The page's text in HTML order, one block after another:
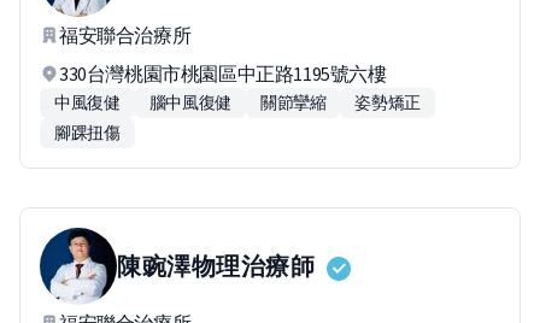
福安聯合治療所
330台灣桃園市桃園區中正路1195號六樓
中風復健 腦中風復健 關節攣縮
姿勢矯正
腳踝扭傷
陳豌澤物理治療師